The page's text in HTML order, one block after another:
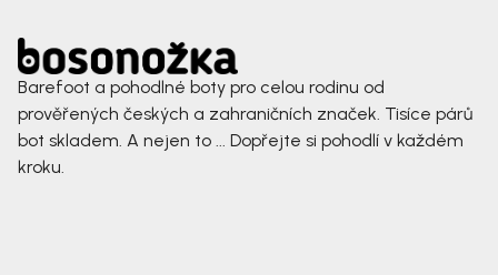
Barefoot a pohodlné boty pro celou rodinu od
prověřených českých a zahraničních značek. Tisíce párů
bot skladem. A nejen to ... Dopřejte si pohodlí v každém
kroku.